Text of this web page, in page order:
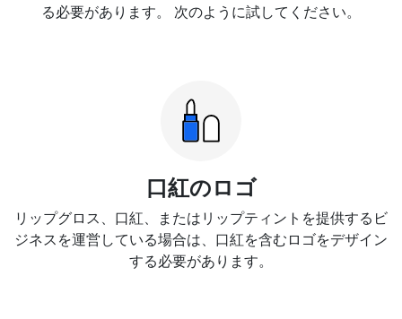
る必要があります。 次のように試してください。
口紅のロゴ
リップグロス、口紅、またはリップティントを提供するビ
ジネスを運営している場合は、口紅を含むロゴをデザイン
する必要があります。